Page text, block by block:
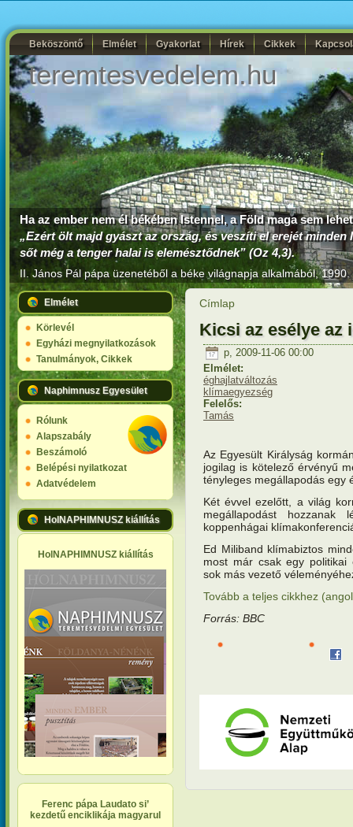
Beköszöntő Elmélet Gyakorlat Hírek Cikkek
teremtesvedelem.hu
Ha az ember nem él békében Istennel, a Föld maga sem
„Ezért ölt majd gyászt az ország, és veszíti el erejét minden
sőt még a tenger halai is elemésztődnek” (Oz 4,3).
II. János Pál pápa üzenetéből a béke világnapja alkalmából,
Elmélet
Körlevél
Egyházi megnyilatkozások
Tanulmányok, Cikkek
Naphimnusz Egyesület
Rólunk
Alapszabály
Beszámoló
Belépési nyilatkozat
Adatvédelem
HolNAPHIMNUSZ kiállítás
HolNAPHIMNUSZ kiállítás
Ferenc pápa Laudato si’
kezdetű enciklikája magyarul
Címlap
Kicsi az esélye az
p, 2009-11-06 00:00
Elmélet:
éghajlatváltozás
klímaegyezség
Felelős:
Tamás
Az Egyesült Királyság
jogilag is kötelező érvényű
tényleges megállapodás egy
Két évvel ezelőtt, a világ
megállapodást hozzanak
koppenhágai
Ed Miliband klímabiztos
most már csak egy politikai
sok más vezető
Tovább a teljes cikkhez
Forrás: BBC